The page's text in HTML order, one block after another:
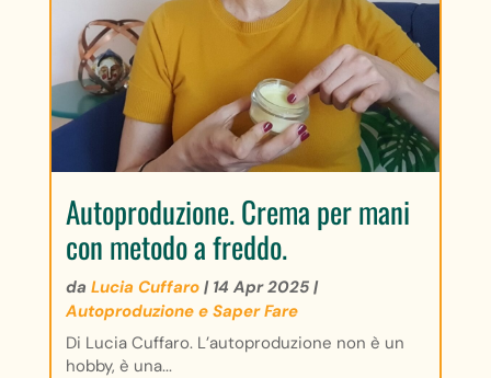
Autoproduzione. Crema per mani
con metodo a freddo.
da Lucia Cuffaro| 14 Apr 2025|
Autoproduzione e Saper Fare
Di Lucia Cuffaro. L’autoproduzione non è un
hobby, è una...